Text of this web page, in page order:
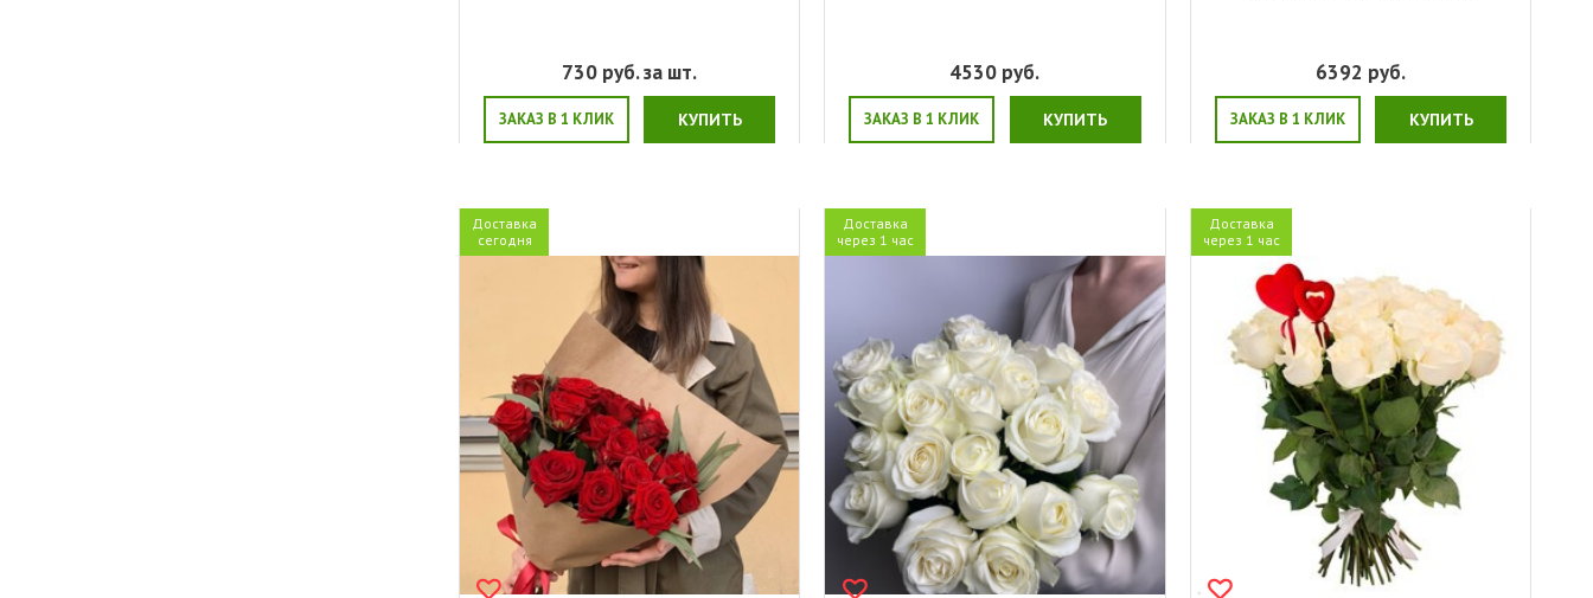
730 руб. за шт.
ЗАКАЗ В 1 КЛИК КУПИТЬ
4530 руб.
ЗАКАЗ В 1 КЛИК КУПИТЬ
6392 руб.
ЗАКАЗ В 1 КЛИК КУПИТЬ
Доставка
сегодня
Доставка
через 1 час
Доставка
через 1 час